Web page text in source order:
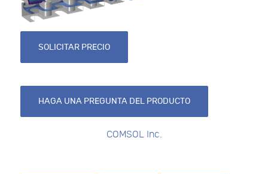
SOLICITAR PRECIO
HAGA UNA PREGUNTA DEL PRODUCTO
COMSOL Inc.